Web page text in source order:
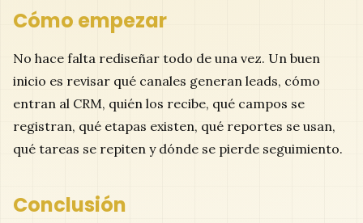
Cómo empezar
No hace falta rediseñar todo de una vez. Un buen
inicio es revisar qué canales generan leads, cómo
entran al CRM, quién los recibe, qué campos se
registran, qué etapas existen, qué reportes se usan,
qué tareas se repiten y dónde se pierde seguimiento.
Conclusión